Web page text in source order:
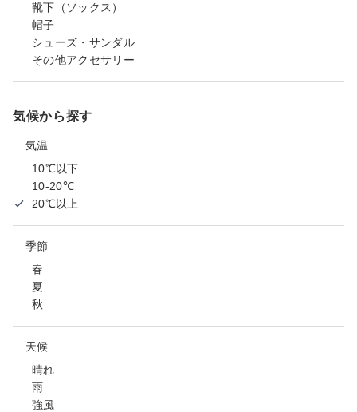
靴下（ソックス）
帽子
シューズ・サンダル
その他アクセサリー
気候から探す
気温
10℃以下
10-20℃
20℃以上
季節
春
夏
秋
天候
晴れ
雨
強風